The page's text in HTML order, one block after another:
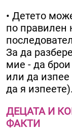
• Детето
по правилен
За да
миe - да
или да
да я
ДЕЦАТА И
ФАКТИ